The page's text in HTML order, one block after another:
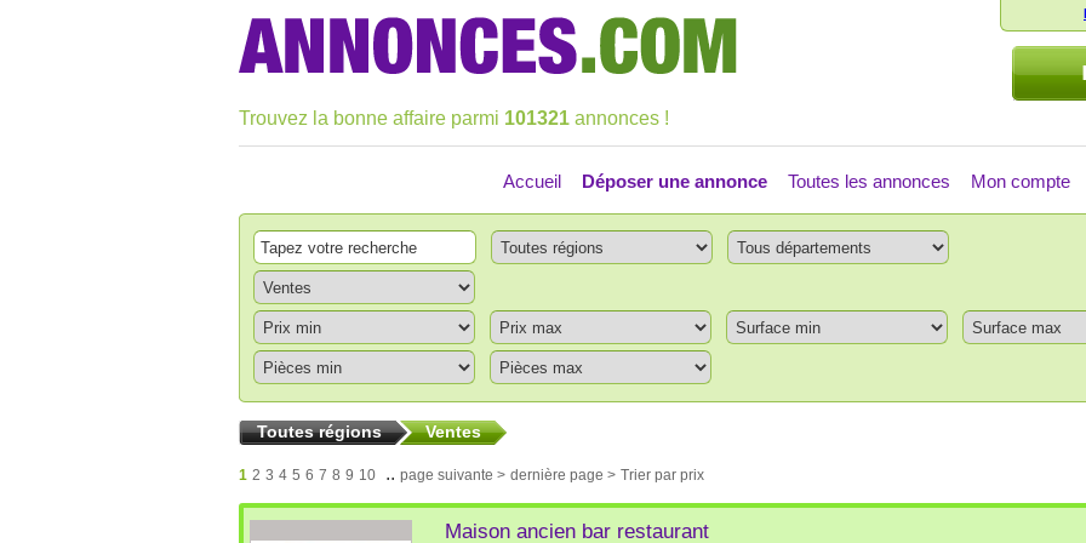
Trouvez la bonne affaire parmi 101321 annonces !
Accueil Déposer une annonce Toutes les annonces Mon compte
Toutes régions Ventes
1 2 3 4 5 6 7 8 9 10 .. page suivante > dernière page > Trier par prix
Maison ancien bar restaurant